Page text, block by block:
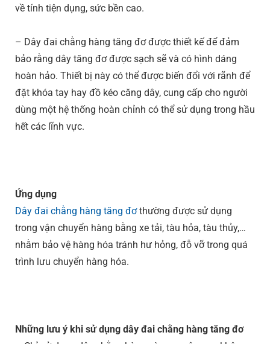
về tính tiện dụng, sức bền cao.
– Dây đai chằng hàng tăng đơ được thiết kế để đảm
bảo rằng dây tăng đơ được sạch sẽ và có hình dáng
hoàn hảo. Thiết bị này có thể được biến đổi với rãnh để
đặt khóa tay hay đồ kéo căng dây, cung cấp cho người
dùng một hệ thống hoàn chỉnh có thể sử dụng trong hầu
hết các lĩnh vực.
Ứng dụng
Dây đai chằng hàng tăng đơthường được sử dụng
trong vận chuyển hàng bằng xe tải, tàu hỏa, tàu thủy,…
nhằm bảo vệ hàng hóa tránh hư hỏng, đỗ vỡ trong quá
trình lưu chuyển hàng hóa.
Những lưu ý khi sử dụng dây đai chằng hàng tăng đơ